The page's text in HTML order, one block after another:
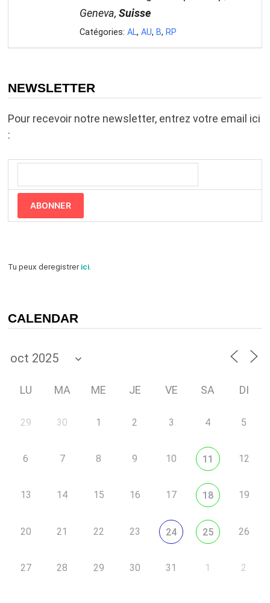
Geneva, Suisse
Catégories: AL, AU, B, RP
NEWSLETTER
Pour recevoir notre newsletter, entrez votre email ici
:
ABONNER
Tu peux deregistrerici.
CALENDAR
LU MA ME JE VE SA DI
29 30 1 2 3 4 5
6 7 8 9 10 11 12
13 14 15 16 17 18 19
20 21 22 23 24 25 26
27 28 29 30 31 1 2